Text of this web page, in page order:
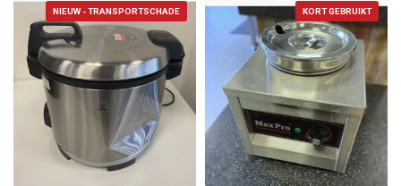
NIEUW - TRANSPORTSCHADE KORT GEBRUIKT